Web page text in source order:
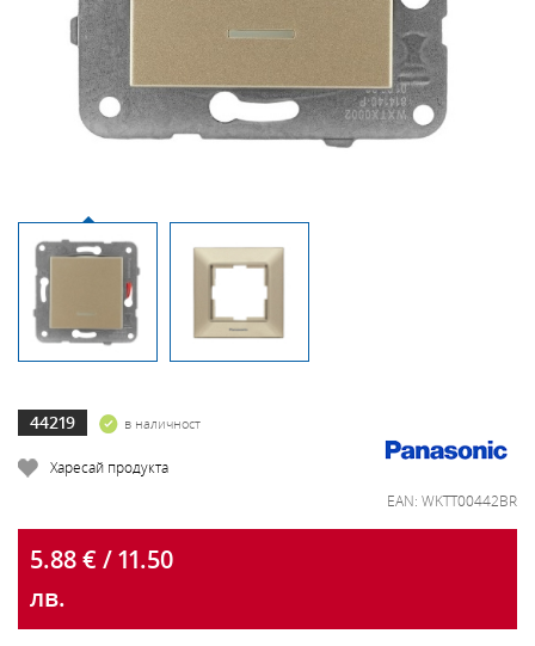
44219 в наличност
Харесай продукта
EAN: WKTT00442BR
5.88 € / 11.50
лв.